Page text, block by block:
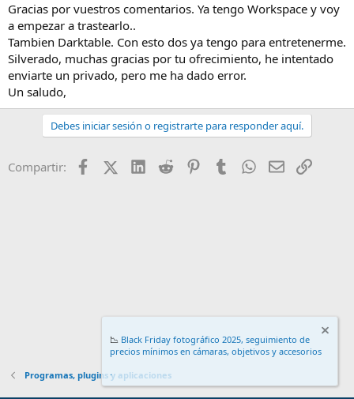
Gracias por vuestros comentarios. Ya tengo Workspace y voy
a empezar a trastearlo..
Tambien Darktable. Con esto dos ya tengo para entretenerme.
Silverado, muchas gracias por tu ofrecimiento, he intentado
enviarte un privado, pero me ha dado error.
Un saludo,
Debes iniciar sesión o registrarte para responder aquí.
Compartir: FacebookX (Twitter)
LinkedIn
Reddit PinterestTumblr WhatsApp
EmailEnlace
Programas, plugins y aplicaciones
📉 Black Friday fotográfico 2025, seguimiento de
precios mínimos en cámaras, objetivos y accesorios
.